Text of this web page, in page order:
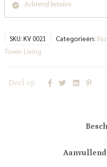
Achteraf betalen
SKU: KV 0021 Categorieën:
Tower Living
Deel op